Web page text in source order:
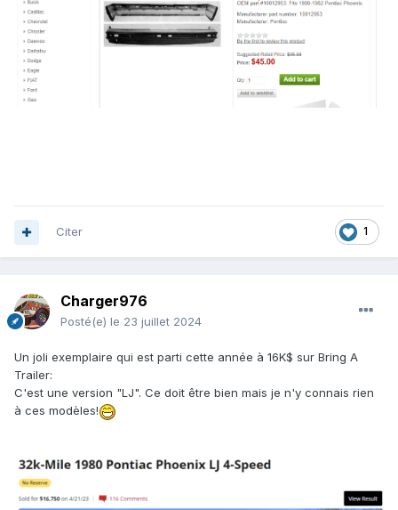
1
Citer
Charger976
Posté(e) le 23 juillet 2024
Un joli exemplaire qui est parti cette année à 16K$ sur Bring A
Trailer:
C'est une version "LJ". Ce doit être bien mais je n'y connais rien
à ces modèles!